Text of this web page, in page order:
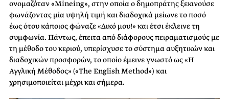
ονομαζόταν «Mineing», στην οποία ο δημοπράτης ξεκινούσε
φωνάζοντας μία υψηλή τιμή και διαδοχικά μείωνε το ποσό
έως ότου κάποιος φώναζε «Δικό μου!» και έτσι έκλεινε τη
συμφωνία. Πάντως, έπειτα από διάφορους πειραματισμούς με
τη μέθοδο του κεριού, υπερίσχυσε το σύστημα αυξητικών και
διαδοχικών προσφορών, το οποίο έμεινε γνωστό ως «Η
Αγγλική Μέθοδος» («The English Method») και
χρησιμοποιείται μέχρι και σήμερα.